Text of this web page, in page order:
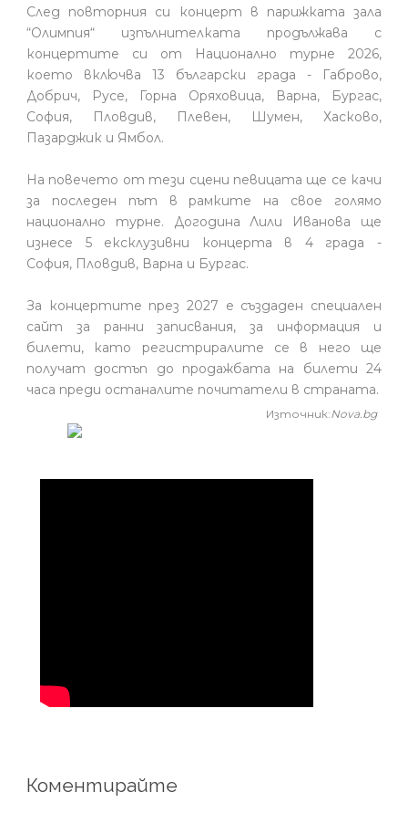
След повторния си концерт в парижката зала
“Олимпия“ изпълнителката продължава с
концертите си от Национално турне 2026,
което включва 13 български града - Габрово,
Добрич, Русе, Горна Оряховица, Варна, Бургас,
София, Пловдив, Плевен, Шумен, Хасково,
Пазарджик и Ямбол.
На повечето от тези сцени певицата ще се качи
за последен път в рамките на свое голямо
национално турне. Догодина Лили Иванова ще
изнесе 5 ексклузивни концерта в 4 града -
София, Пловдив, Варна и Бургас.
За концертите през 2027 е създаден специален
сайт за ранни записвания, за информация и
билети, като регистриралите се в него ще
получат достъп до продажбата на билети 24
часа преди останалите почитатели в страната.
Източник:Nova.bg
Коментирайте